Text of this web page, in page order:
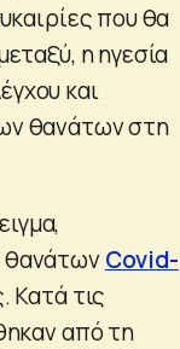
που θα
η ηγεσία
και
θανάτων στη
θανάτων Covid-
Κατά τις
από τη